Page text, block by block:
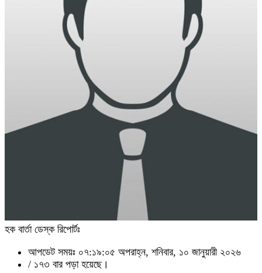
হক বার্তা ডেস্ক রিপোর্টঃ
আপডেট সময়ঃ ০৭:১৯:০৫ অপরাহ্ন, শনিবার, ১০ জানুয়ারী ২০২৬
/ ১৭৩ বার পড়া হয়েছে।